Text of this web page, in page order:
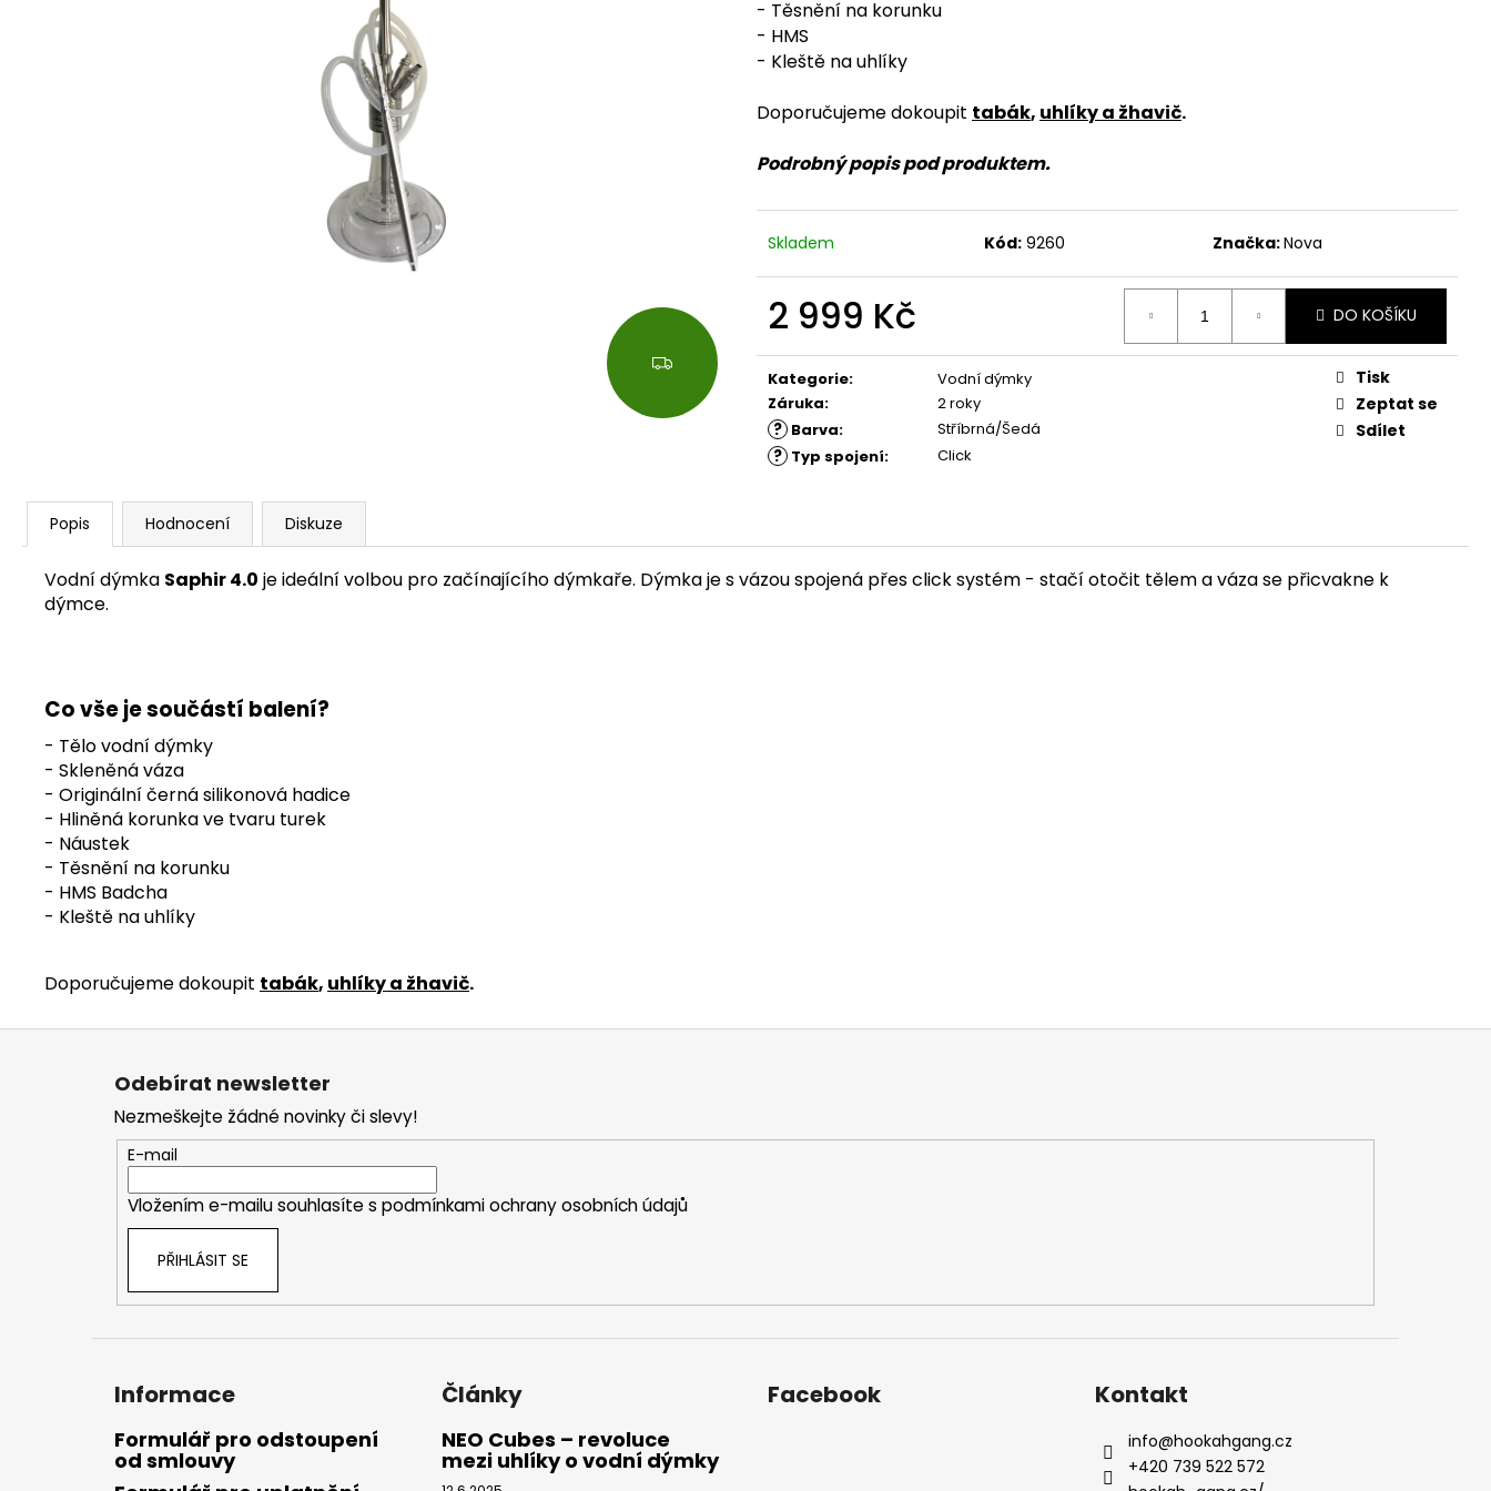
- Těsnění na korunku
- HMS
- Kleště na uhlíky
Doporučujeme dokoupit tabák, uhlíky a žhavič.
Podrobný popis pod produktem.
Skladem Kód: 9260 Značka:Nova
2 999 Kč
cena:
DO KOŠÍKU
Kategorie:
Vodní dýmky
Záruka: 2 roky
? Barva: Stříbrná/Šedá
? Typ spojení: Click
Tisk
Zeptat se
Sdílet
Z
R
Popis Hodnocení Diskuze
Vodní dýmka Saphir 4.0 je ideální volbou pro začínajícího dýmkaře. Dýmka je s vázou spojená přes click systém - stačí otočit tělem a váza se přicvakne k
dýmce.
Co vše je součástí balení?
- Tělo vodní dýmky
- Skleněná váza
- Originální černá silikonová hadice
- Hliněná korunka ve tvaru turek
- Náustek
- Těsnění na korunku
- HMS Badcha
- Kleště na uhlíky
Doporučujeme dokoupit tabák, uhlíky a žhavič.
Z
Odebírat newsletter
Nezmeškejte žádné novinky či slevy!
E-mail
Vložením e-mailu souhlasíte s podmínkami ochrany osobních údajů
PŘIHLÁSIT SE
Informace
Formulář pro odstoupení
od smlouvy
Články
NEO Cubes – revoluce
mezi uhlíky o vodní dýmky
Facebook Kontakt
info@hookahgang.cz
+420 739 522 572